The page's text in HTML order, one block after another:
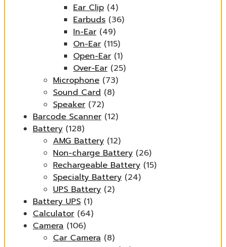
Ear Clip (4)
Earbuds (36)
In-Ear (49)
On-Ear (115)
Open-Ear (1)
Over-Ear (25)
Microphone (73)
Sound Card (8)
Speaker (72)
Barcode Scanner (12)
Battery (128)
AMG Battery (12)
Non-charge Battery (26)
Rechargeable Battery (15)
Specialty Battery (24)
UPS Battery (2)
Battery UPS (1)
Calculator (64)
Camera (106)
Car Camera (8)